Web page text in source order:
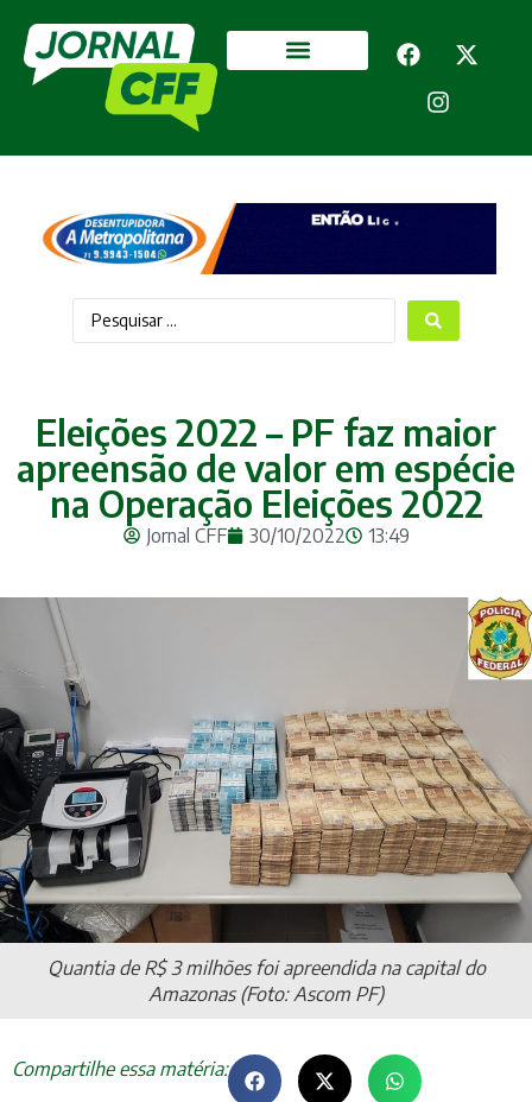
Eleições 2022 – PF faz maior
apreensão de valor em espécie
na Operação Eleições 2022
Jornal CFF 30/10/2022 13:49
Quantia de R$ 3 milhões foi apreendida na capital do
Amazonas (Foto: Ascom PF)
Compartilhe essa matéria: